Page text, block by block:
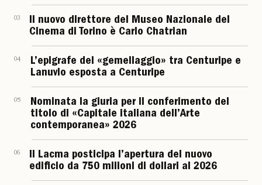
03
Il nuovo direttore del Museo Nazionale del
Cinema di Torino è Carlo Chatrian
04
L’epigrafe del «gemellaggio» tra Centuripe e
Lanuvio esposta a Centuripe
05
Nominata la giuria per il conferimento del
titolo di «Capitale italiana dell’Arte
contemporanea» 2026
06
Il Lacma posticipa l’apertura del nuovo
edificio da 750 milioni di dollari al 2026